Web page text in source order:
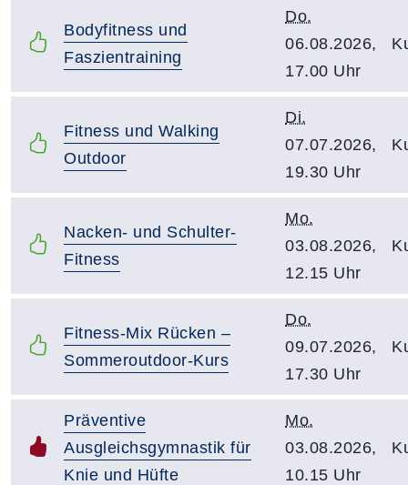
Bodyfitness und
Faszientraining
Do.
06.08.2026,
17.00 Uhr
Fitness und Walking
Outdoor
Di.
07.07.2026,
19.30 Uhr
Nacken- und Schulter-
Fitness
Mo.
03.08.2026,
12.15 Uhr
Fitness-Mix Rücken –
Sommeroutdoor-Kurs
Do.
09.07.2026,
17.30 Uhr
Präventive
Ausgleichsgymnastik für
Knie und Hüfte
Mo.
03.08.2026,
10.15 Uhr